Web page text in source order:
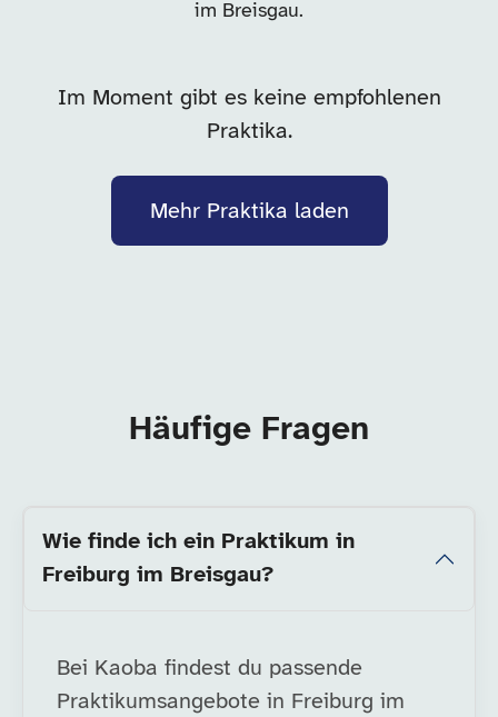
im Breisgau.
Im Moment gibt es keine empfohlenen
Praktika.
Mehr Praktika laden
Häufige Fragen
Wie finde ich ein Praktikum in
Freiburg im Breisgau?
Bei Kaoba findest du passende
Praktikumsangebote in Freiburg im